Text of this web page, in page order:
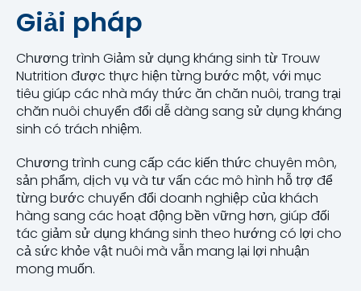
Giải pháp
Chương trình Giảm sử dụng kháng sinh từ Trouw
Nutrition được thực hiện từng bước một, với mục
tiêu giúp các nhà máy thức ăn chăn nuôi, trang trại
chăn nuôi chuyển đổi dễ dàng sang sử dụng kháng
sinh có trách nhiệm.
Chương trình cung cấp các kiến thức chuyên môn,
sản phẩm, dịch vụ và tư vấn các mô hình hỗ trợ để
từng bước chuyển đổi doanh nghiệp của khách
hàng sang các hoạt động bền vững hơn, giúp đối
tác giảm sử dụng kháng sinh theo hướng có lợi cho
cả sức khỏe vật nuôi mà vẫn mang lại lợi nhuận
mong muốn.